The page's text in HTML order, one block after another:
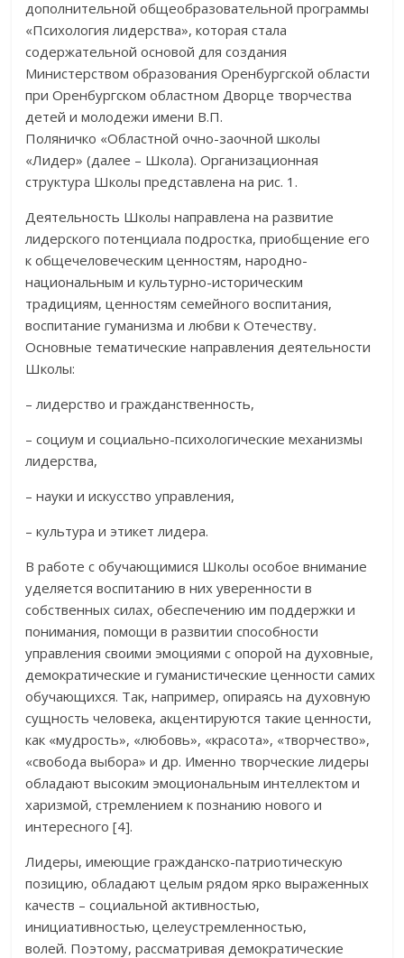
дополнительной общеобразовательной программы
«Психология лидерства», которая стала
содержательной основой для создания
Министерством образования Оренбургской области
при Оренбургском областном Дворце творчества
детей и молодежи имени В.П.
Поляничко «Областной очно-заочной школы
«Лидер» (далее – Школа). Организационная
структура Школы представлена на рис. 1.
Деятельность Школы направлена на развитие
лидерского потенциала подростка, приобщение его
к общечеловеческим ценностям, народно-
национальным и культурно-историческим
традициям, ценностям семейного воспитания,
воспитание гуманизма и любви к Отечеству.
Основные тематические направления деятельности
Школы:
– лидерство и гражданственность,
– социум и социально-психологические механизмы
лидерства,
– науки и искусство управления,
– культура и этикет лидера.
В работе с обучающимися Школы особое внимание
уделяется воспитанию в них уверенности в
собственных силах, обеспечению им поддержки и
понимания, помощи в развитии способности
управления своими эмоциями с опорой на духовные,
демократические и гуманистические ценности самих
обучающихся. Так, например, опираясь на духовную
сущность человека, акцентируются такие ценности,
как «мудрость», «любовь», «красота», «творчество»,
«свобода выбора» и др. Именно творческие лидеры
обладают высоким эмоциональным интеллектом и
харизмой, стремлением к познанию нового и
интересного [4].
Лидеры, имеющие гражданско-патриотическую
позицию, обладают целым рядом ярко выраженных
качеств – социальной активностью,
инициативностью, целеустремленностью,
волей. Поэтому, рассматривая демократические